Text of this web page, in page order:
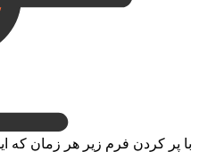
فرم زیر هر زمان که این